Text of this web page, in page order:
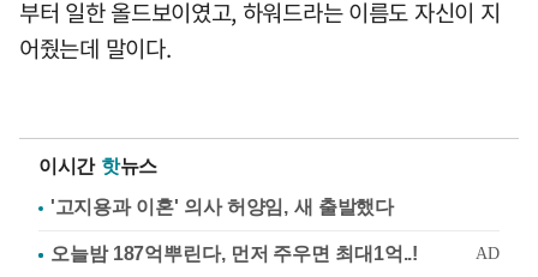
부터 일한 올드보이였고, 하워드라는 이름도 자신이 지
어줬는데 말이다.
이시간 핫뉴스
'고지용과 이혼' 의사 허양임, 새 출발했다